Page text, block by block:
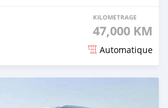
KILOMETRAGE
47,000 KM
Automatique
21 days